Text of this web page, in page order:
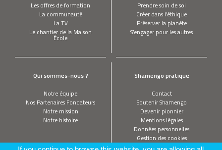
Les offres de formation
La communauté
La TV
Le chantier de la Maison
École
Prendre soin de soi
Créer dans l’éthique
Préserver la planète
S’engager pour les autres
Qui sommes-nous ?
Notre équipe
Nos Partenaires Fondateurs
Notre mission
Notre histoire
Shamengo pratique
Contact
Soutenir Shamengo
Devenir pionnier
Mentions légales
Données personnelles
Gestion des cookies